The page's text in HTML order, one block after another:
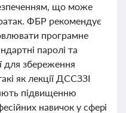
що може
ФБР рекомендує
програмне
паролі та
для збереження
як лекції ДССЗЗІ
підвищенню
навичок у сфері